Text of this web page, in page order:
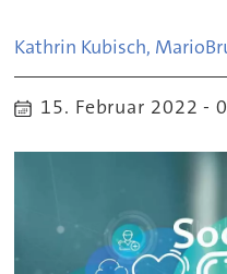
Kathrin Kubisch, Mario
15. Februar 2022 -